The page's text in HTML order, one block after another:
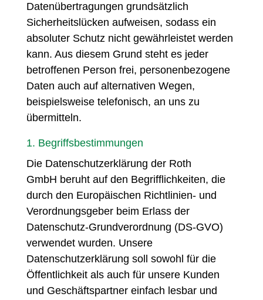
Datenübertragungen grundsätzlich
Sicherheitslücken aufweisen, sodass ein
absoluter Schutz nicht gewährleistet werden
kann. Aus diesem Grund steht es jeder
betroffenen Person frei, personenbezogene
Daten auch auf alternativen Wegen,
beispielsweise telefonisch, an uns zu
übermitteln.
1. Begriffsbestimmungen
Die Datenschutzerklärung der Roth
GmbH beruht auf den Begrifflichkeiten, die
durch den Europäischen Richtlinien- und
Verordnungsgeber beim Erlass der
Datenschutz-Grundverordnung (DS-GVO)
verwendet wurden. Unsere
Datenschutzerklärung soll sowohl für die
Öffentlichkeit als auch für unsere Kunden
und Geschäftspartner einfach lesbar und